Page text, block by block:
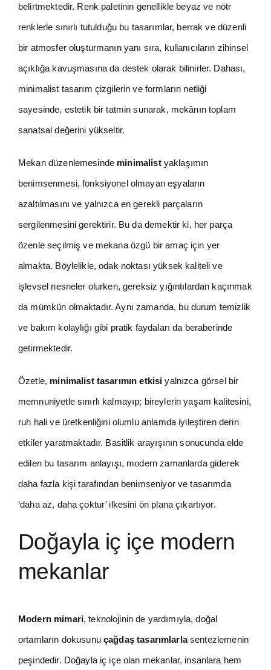
belirtmektedir. Renk paletinin genellikle beyaz ve nötr
renklerle sınırlı tutulduğu bu tasarımlar, berrak ve düzenli
bir atmosfer oluşturmanın yanı sıra, kullanıcıların zihinsel
açıklığa kavuşmasına da destek olarak bilinirler. Dahası,
minimalist tasarım çizgilerin ve formların netliği
sayesinde, estetik bir tatmin sunarak, mekânın toplam
sanatsal değerini yükseltir.
Mekan düzenlemesinde minimalistyaklaşımın
benimsenmesi, fonksiyonel olmayan eşyaların
azaltılmasını ve yalnızca en gerekli parçaların
sergilenmesini gerektirir. Bu da demektir ki, her parça
özenle seçilmiş ve mekana özgü bir amaç için yer
almakta. Böylelikle, odak noktası yüksek kaliteli ve
işlevsel nesneler olurken, gereksiz yığıntılardan kaçınmak
da mümkün olmaktadır. Aynı zamanda, bu durum temizlik
ve bakım kolaylığı gibi pratik faydaları da beraberinde
getirmektedir.
Özetle, minimalist tasarımın etkisi yalnızca görsel bir
memnuniyetle sınırlı kalmayıp; bireylerin yaşam kalitesini,
ruh hali ve üretkenliğini olumlu anlamda iyileştiren derin
etkiler yaratmaktadır. Basitlik arayışının sonucunda elde
edilen bu tasarım anlayışı, modern zamanlarda giderek
daha fazla kişi tarafından benimseniyor ve tasarımda
‘daha az, daha çoktur’ ilkesini ön plana çıkartıyor.
Doğayla iç içe modern
mekanlar
Modern mimari, teknolojinin de yardımıyla, doğal
ortamların dokusunu çağdaş tasarımlarlasentezlemenin
peşindedir. Doğayla iç içe olan mekanlar, insanlara hem